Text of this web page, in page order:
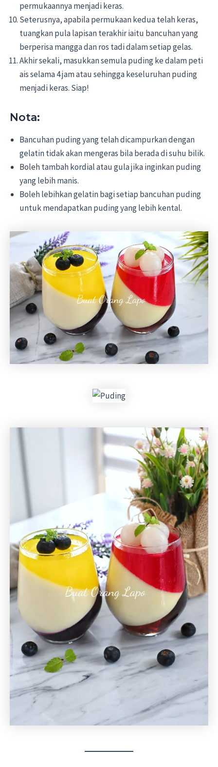
permukaannya menjadi keras.
Seterusnya, apabila permukaan kedua telah keras,
tuangkan pula lapisan terakhir iaitu bancuhan yang
berperisa mangga dan ros tadi dalam setiap gelas.
Akhir sekali, masukkan semula puding ke dalam peti
ais selama 4 jam atau sehingga keseluruhan puding
menjadi keras. Siap!
Nota:
Bancuhan puding yang telah dicampurkan dengan
gelatin tidak akan mengeras bila berada di suhu bilik.
Boleh tambah kordial atau gula jika inginkan puding
yang lebih manis.
Boleh lebihkan gelatin bagi setiap bancuhan puding
untuk mendapatkan puding yang lebih kental.